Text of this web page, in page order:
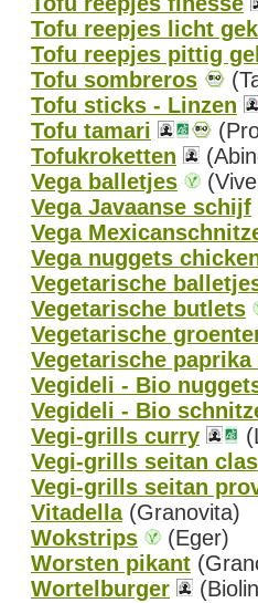
Tofu reepjes licht
Tofu reepjes pittig
Tofu sombreros
Tofu sticks - Linzen
Tofu tamari
Tofukroketten
Vega balletjes
Vega Javaanse schijf
Vega
Vega nuggets
Vegetarische
Vegetarische butlets
Vegetarische
Vegetarische
Vegideli - Bio
Vegideli - Bio
Vegi-grills curry
Vegi-grills seitan
Vegi-grills seitan
Vitadella(Granovita)
Wokstrips
(Eger)
Worsten pikant
Wortelburger